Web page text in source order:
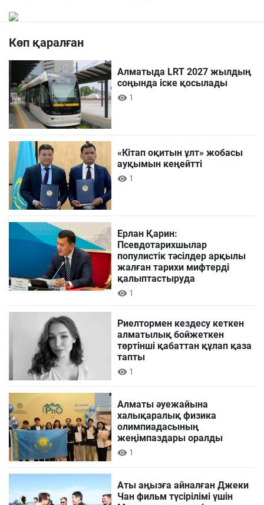
Көп қаралған
Алматыда LRT 2027 жылдың
соңында іске қосылады
1
«Кітап оқитын ұлт» жобасы
ауқымын кеңейтті
1
Ерлан Қарин:
Псевдотарихшылар
популистік тәсілдер арқылы
жалған тарихи мифтерді
қалыптастыруда
1
Риелтормен кездесу кеткен
алматылық бойжеткен
төртінші қабаттан құлап қаза
тапты
1
Алматы әуежайына
халықаралық физика
олимпиадасының
жеңімпаздары оралды
1
Аты аңызға айналған Джеки
Чан фильм түсірілімі үшін